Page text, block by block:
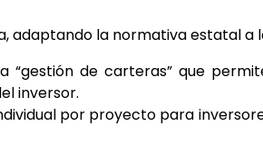
adaptando la normativa estatal a
“gestión de carteras” que
inversor.
por proyecto para